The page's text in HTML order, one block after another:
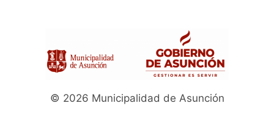
© 2026 Municipalidad de Asunción